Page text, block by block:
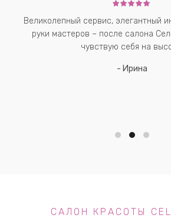
Великолепный сервис, элегантный
руки мастеров – после салона
чувствую себя на
Ирина
САЛОН КРАСОТЫ